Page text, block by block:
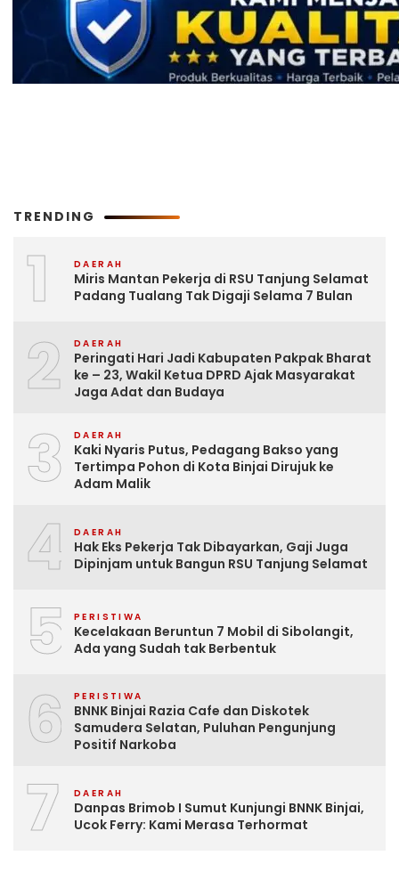
TRENDING
1 DAERAH
Miris Mantan Pekerja di RSU Tanjung Selamat
Padang Tualang Tak Digaji Selama 7 Bulan
2 DAERAH
Peringati Hari Jadi Kabupaten Pakpak Bharat
ke – 23, Wakil Ketua DPRD Ajak Masyarakat
Jaga Adat dan Budaya
3 DAERAH
Kaki Nyaris Putus, Pedagang Bakso yang
Tertimpa Pohon di Kota Binjai Dirujuk ke
Adam Malik
4 DAERAH
Hak Eks Pekerja Tak Dibayarkan, Gaji Juga
Dipinjam untuk Bangun RSU Tanjung Selamat
5 PERISTIWA
Kecelakaan Beruntun 7 Mobil di Sibolangit,
Ada yang Sudah tak Berbentuk
6 PERISTIWA
BNNK Binjai Razia Cafe dan Diskotek
Samudera Selatan, Puluhan Pengunjung
Positif Narkoba
7 DAERAH
Danpas Brimob I Sumut Kunjungi BNNK Binjai,
Ucok Ferry: Kami Merasa Terhormat